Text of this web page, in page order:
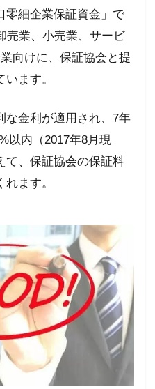
零細企業保証資金」で
売業、小売業、サービ
向けに、保証協会と提
ます。
金利が適用され、 7年
以内（2017年8月現
て、保証協会の保証料
ます。